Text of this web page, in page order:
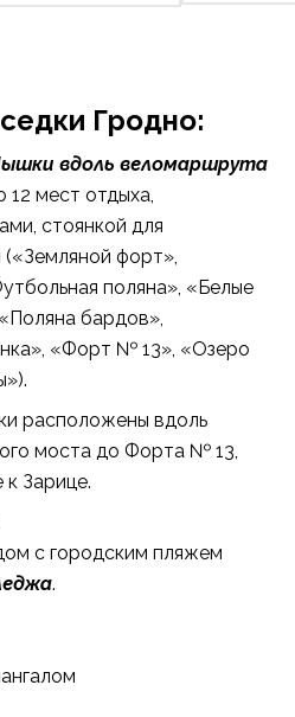
Гродно:
вдоль веломаршрута
12 мест отдыха,
стоянкой для
форт»,
поляна», «Белые
бардов»,
«Форт № 13», «Озеро
расположены вдоль
моста до Форта № 13,
Зарице.
с городским пляжем
.